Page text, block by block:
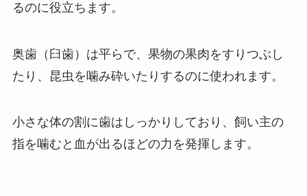
るのに役立ちます。
奥歯（臼歯）は平らで、果物の果肉をすりつぶし
たり、昆虫を噛み砕いたりするのに使われます。
小さな体の割に歯はしっかりしており、飼い主の
指を噛むと血が出るほどの力を発揮します。